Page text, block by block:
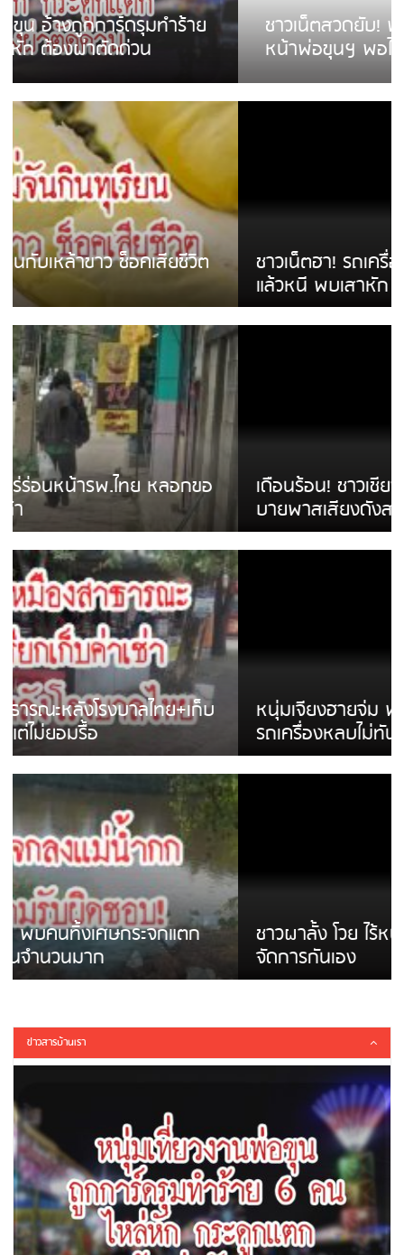
ชาวเน็ตสวดยับ! พบพม่าเร่ขายพวงมาลัย
หน้าพ่อขุนฯ พอไม่ซื้อเดินตาม
ชาวเน็ตฮา! รถเครื่องแม่สายชนป้ายร้านโลงศพ
แล้วหนี พบเสาหัก เบรคหัก หวิดได้ใช้บริการ
เดือนร้อน! ชาวเชียงรายบ่นรถ Isuzu สีขาวซิ่ง
บายพาสเสียงดังสร้างความรำคาญ
หนุ่มเจียงฮายจ่ม พบถังน้ำดื่มตกกลางถนน
รถเครื่องหลบไม่ทันล้มบาดเจ็บ
ชาวผาลั้ง โวย ไร้หน่วยงานดูแล ดินสไลด์ ต้อง
จัดการกันเอง
ข่าวสารบ้านเรา